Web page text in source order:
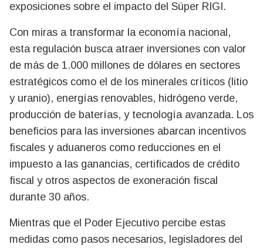
exposiciones sobre el impacto del Súper RIGI.
Con miras a transformar la economía nacional,
esta regulación busca atraer inversiones con valor
de más de 1.000 millones de dólares en sectores
estratégicos como el de los minerales críticos (litio
y uranio), energías renovables, hidrógeno verde,
producción de baterías, y tecnología avanzada. Los
beneficios para las inversiones abarcan incentivos
fiscales y aduaneros como reducciones en el
impuesto a las ganancias, certificados de crédito
fiscal y otros aspectos de exoneración fiscal
durante 30 años.
Mientras que el Poder Ejecutivo percibe estas
medidas como pasos necesarios, legisladores del